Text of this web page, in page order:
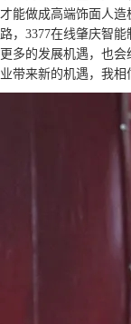
才能做成高端饰面人
路，3377在线肇庆智
更多的发展机遇，也
业带来新的机遇，我